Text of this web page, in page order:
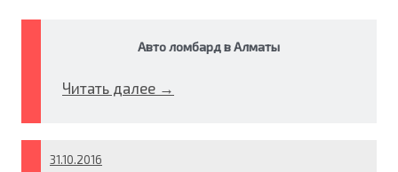
Авто ломбард в Алматы
Читать далее →
31.10.2016